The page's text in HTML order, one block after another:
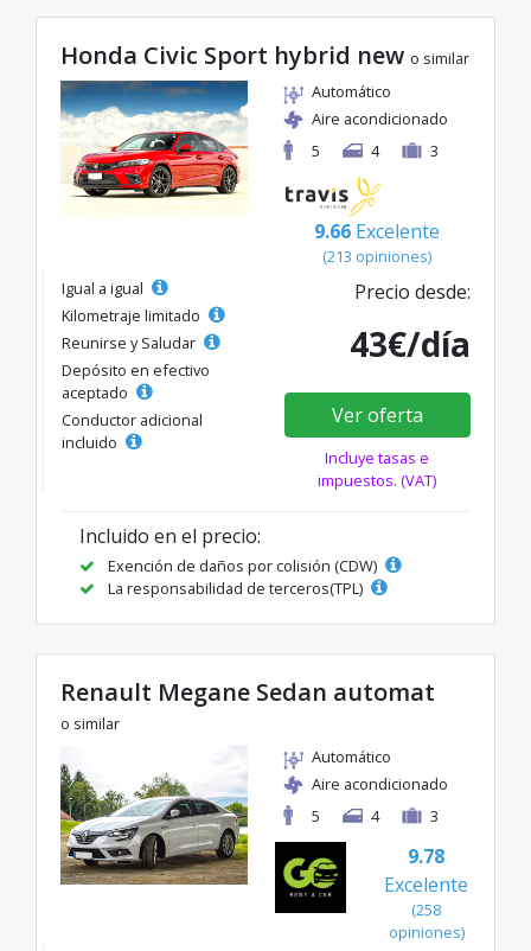
Honda Civic Sport hybrid new o similar
Automático
Aire acondicionado
5
4 3
9.66 Excelente
(213 opiniones)
Igual a igual
Kilometraje limitado
Reunirse y Saludar
Depósito en efectivo
aceptado
Conductor adicional
incluido
Precio desde:
43€/día
Ver oferta
Incluye tasas e
impuestos. (VAT)
Incluido en el precio:
Exención de daños por colisión (CDW)
La responsabilidad de terceros(TPL)
Renault Megane Sedan automat
o similar
Automático
Aire acondicionado
5
4 3
9.78
Excelente
(258
opiniones)